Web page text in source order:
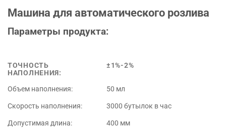
Машина для автоматического розлива
Параметры продукта:
ТОЧНОСТЬ
НАПОЛНЕНИЯ:
±1%-2%
Объем наполнения:
50 мл
Скорость наполнения:
3000 бутылок в час
Допустимая длина:
400 мм